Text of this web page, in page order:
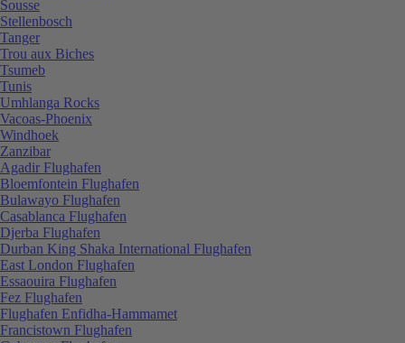
Sousse
Stellenbosch
Tanger
Trou aux Biches
Tsumeb
Tunis
Umhlanga Rocks
Vacoas-Phoenix
Windhoek
Zanzibar
Agadir Flughafen
Bloemfontein Flughafen
Bulawayo Flughafen
Casablanca Flughafen
Djerba Flughafen
Durban King Shaka International Flughafen
East London Flughafen
Essaouira Flughafen
Fez Flughafen
Flughafen Enfidha-Hammamet
Francistown Flughafen